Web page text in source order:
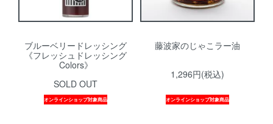
ブルーベリードレッシング
《フレッシュドレッシング
Colors》
SOLD OUT
オンラインショップ対象商品
藤波家のじゃこラー油
1,296円(税込)
オンラインショップ対象商品